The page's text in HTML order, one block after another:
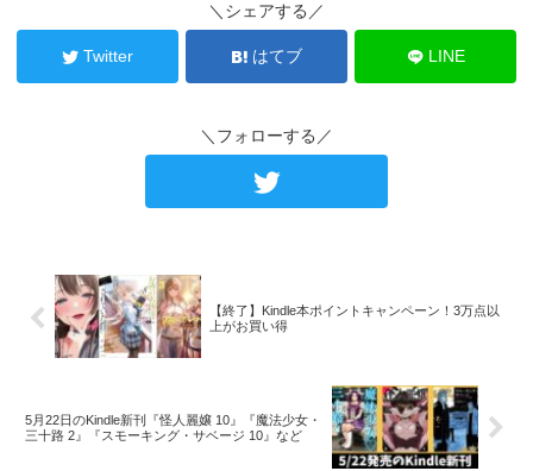
＼シェアする／
Twitter はてブ LINE
＼フォローする／
【終了】Kindle本ポイントキャンペーン！3万点以
上がお買い得
5月22日のKindle新刊『怪人麗嬢 10』『魔法少女・
三十路 2』『スモーキング・サベージ 10』など